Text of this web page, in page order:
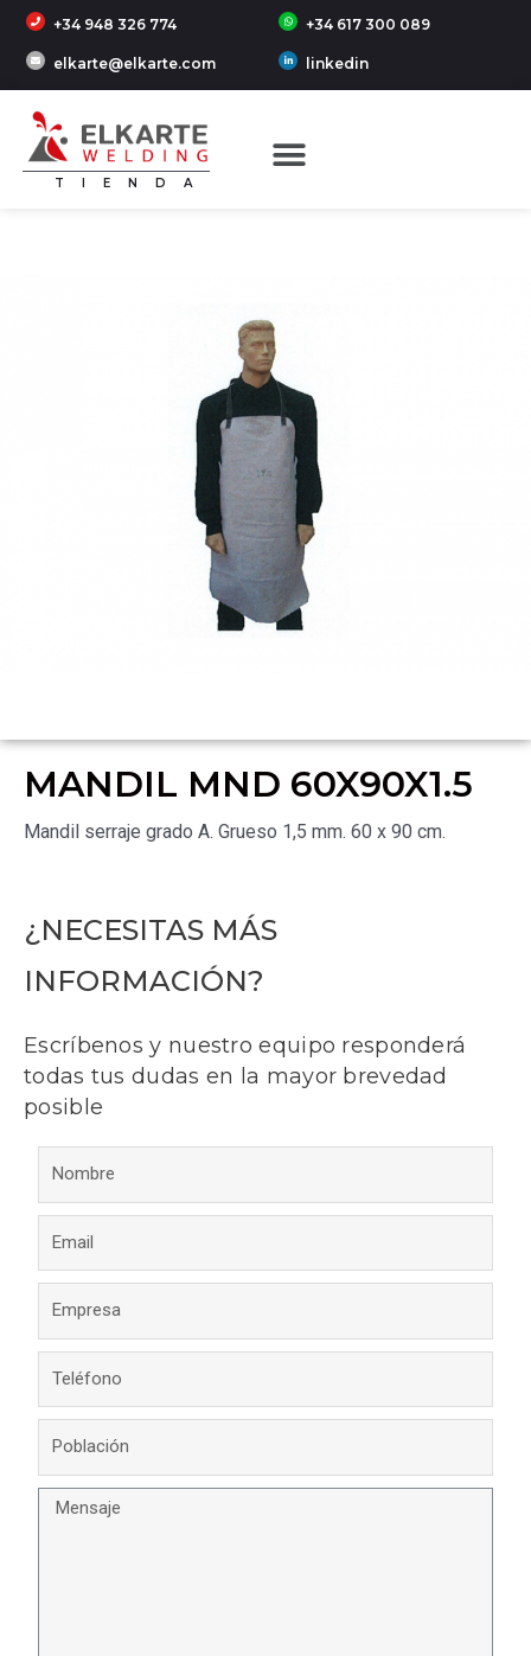
+34 948 326 774 +34 617 300 089
elkarte@elkarte.com linkedin
TIENDA
MANDIL MND 60X90X1.5
Mandil serraje grado A. Grueso 1,5 mm. 60 x 90 cm.
¿NECESITAS MÁS
INFORMACIÓN?
Escríbenos y nuestro equipo responderá
todas tus dudas en la mayor brevedad
posible